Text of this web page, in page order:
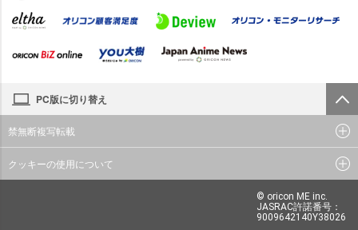
PC版に切り替え
禁無断複写転載
クッキーの使用について
© oricon ME inc.
JASRAC許諾番号：
9009642140Y38026